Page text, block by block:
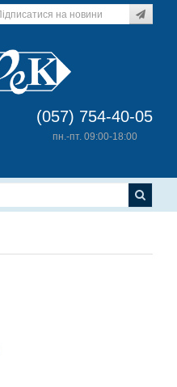
(057) 754-40-05
пн.-пт. 09:00-18:00